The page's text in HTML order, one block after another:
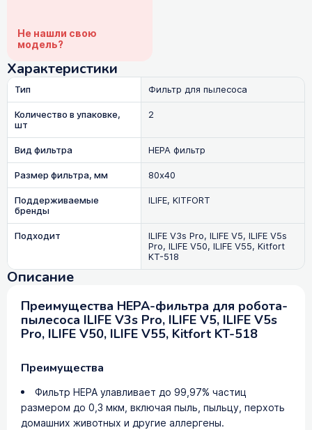
Не нашли свою
модель?
Характеристики
Тип
Фильтр для пылесоса
Количество в упаковке,
шт
2
Вид фильтра
HEPA фильтр
Размер фильтра, мм
80х40
Поддерживаемые
бренды
ILIFE, KITFORT
Подходит ILIFE V3s Pro, ILIFE V5, ILIFE V5s
Pro, ILIFE V50, ILIFE V55, Kitfort
KT-518
Описание
Преимущества HEPA-фильтра для робота-
пылесоса ILIFE V3s Pro, ILIFE V5, ILIFE V5s
Pro, ILIFE V50, ILIFE V55, Kitfort KT-518
Преимущества
Фильтр HEPA улавливает до 99,97% частиц
размером до 0,3 мкм, включая пыль, пыльцу, перхоть
домашних животных и другие аллергены.